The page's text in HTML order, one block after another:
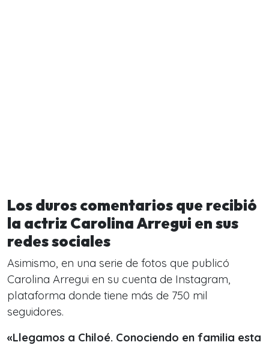
Los duros comentarios que recibió
la actriz Carolina Arregui en sus
redes sociales
Asimismo, en una serie de fotos que publicó
Carolina Arregui en su cuenta de Instagram,
plataforma donde tiene más de 750 mil
seguidores.
«Llegamos a Chiloé. Conociendo en familia esta